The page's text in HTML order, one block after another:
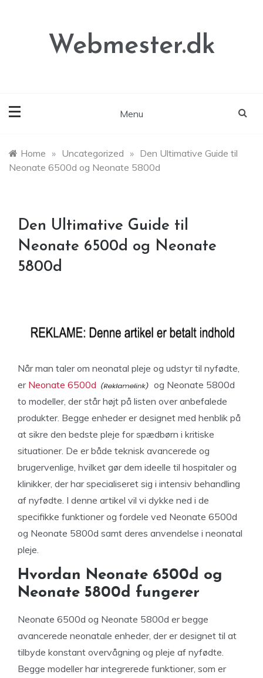
Webmester.dk
Menu
Home » Uncategorized » Den Ultimative Guide til
Neonate 6500d og Neonate 5800d
Den Ultimative Guide til
Neonate 6500d og Neonate
5800d
Når man taler om neonatal pleje og udstyr til nyfødte,
er Neonate 6500d
og Neonate 5800d
to modeller, der står højt på listen over anbefalede
produkter. Begge enheder er designet med henblik på
at sikre den bedste pleje for spædbørn i kritiske
situationer. De er både teknisk avancerede og
brugervenlige, hvilket gør dem ideelle til hospitaler og
klinikker, der har specialiseret sig i intensiv behandling
af nyfødte. I denne artikel vil vi dykke ned i de
specifikke funktioner og fordele ved Neonate 6500d
og Neonate 5800d samt deres anvendelse i neonatal
pleje.
Hvordan Neonate 6500d og
Neonate 5800d fungerer
Neonate 6500d og Neonate 5800d er begge
avancerede neonatale enheder, der er designet til at
tilbyde konstant overvågning og pleje af nyfødte.
Begge modeller har integrerede funktioner, som er